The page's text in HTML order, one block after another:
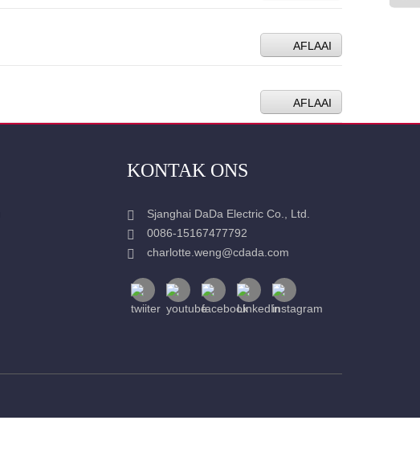
AFLAAI
AFLAAI
KONTAK ONS
Sjanghai DaDa Electric Co., Ltd.
0086-15167477792
charlotte.weng@cdada.com